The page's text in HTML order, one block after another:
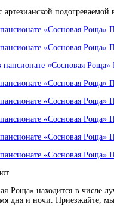
подогреваемой
Роща» находится в числе
дня и ночи. Приезжайте,